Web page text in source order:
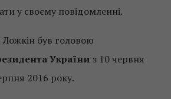
у своєму повідомленні.
був головою
України з 10 червня
2016 року.